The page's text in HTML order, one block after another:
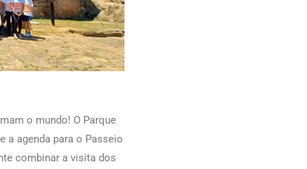
o mundo! O Parque
a agenda para o Passeio
combinar a visita dos